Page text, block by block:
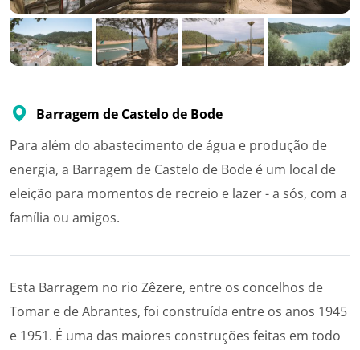
Barragem de Castelo de Bode
Para além do abastecimento de água e produção de
energia, a Barragem de Castelo de Bode é um local de
eleição para momentos de recreio e lazer - a sós, com a
família ou amigos.
Esta Barragem no rio Zêzere, entre os concelhos de
Tomar e de Abrantes, foi construída entre os anos 1945
e 1951. É uma das maiores construções feitas em todo